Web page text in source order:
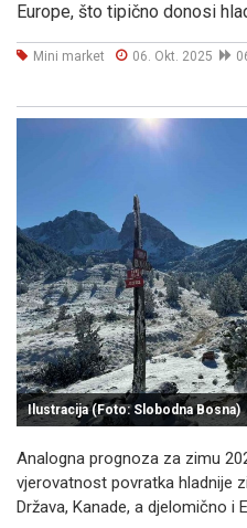
Europe, što tipično donosi
Mini market 06. Okt. 2025
Ilustracija (Foto: Slobodna Bosna)
Analogna prognoza za zimu
vjerovatnost povratka hladnije
Država, Kanade, a djelomično i